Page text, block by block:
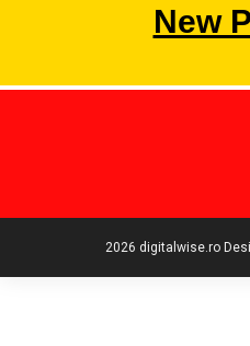
2026 digitalwise.ro